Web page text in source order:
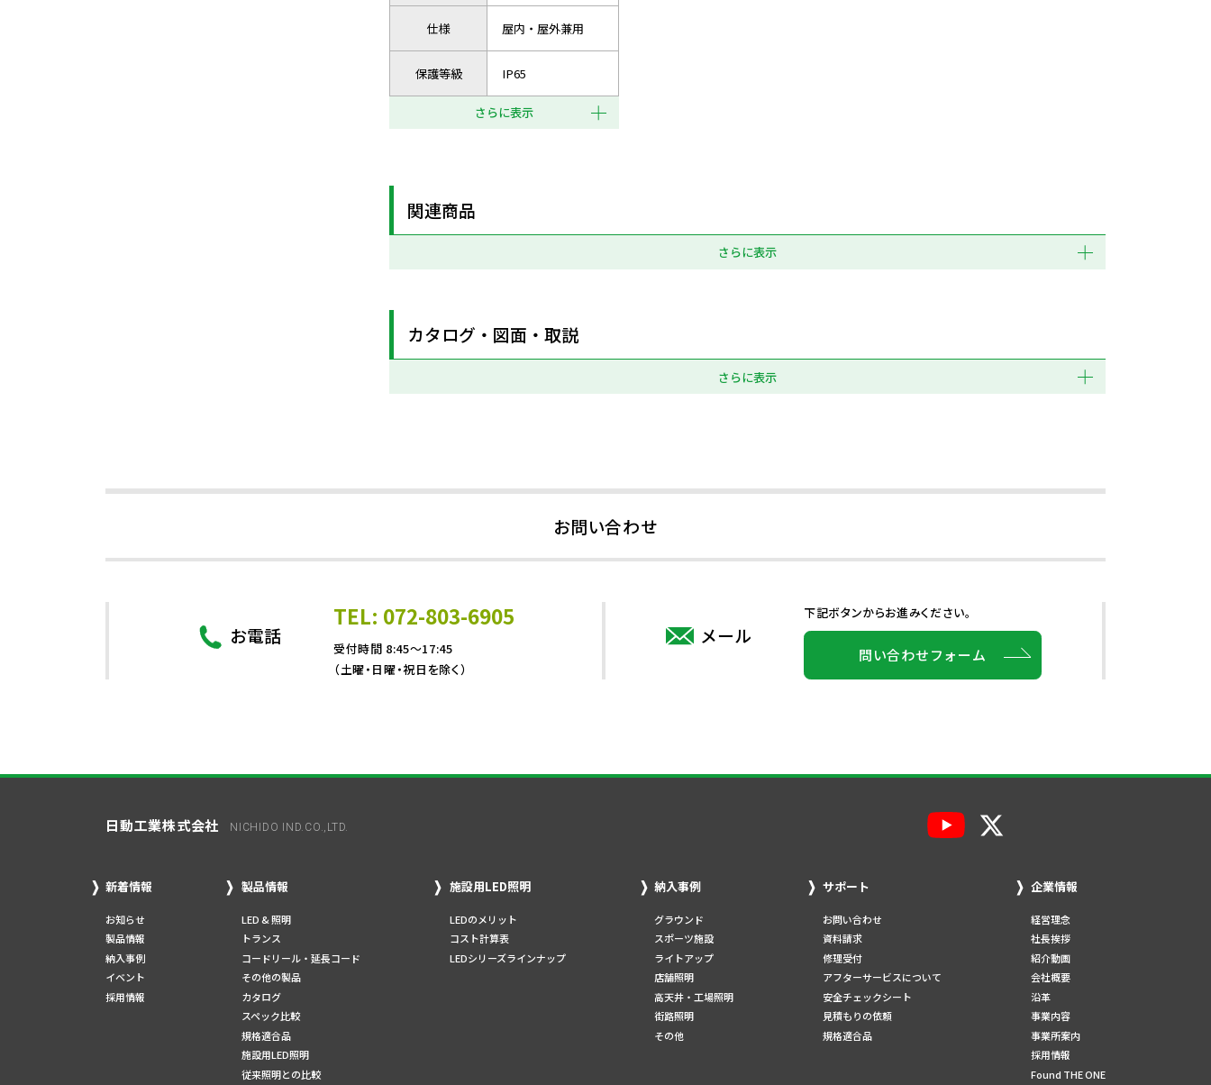
仕様 屋内・屋外兼用
保護等級 IP65
さらに表示
関連商品
さらに表示
カタログ・図面・取説
さらに表示
お問い合わせ
お電話
TEL: 072-803-6905
受付時間 8:45～17:45
（土曜・日曜・祝日を除く）
メール
下記ボタンからお進みください。
問い合わせフォーム
日動工業株式会社 NICHIDO IND.CO.,LTD.
新着情報
お知らせ
製品情報
納入事例
イベント
採用情報
製品情報
LED & 照明
トランス
コードリール・延長コード
その他の製品
カタログ
スペック比較
規格適合品
施設用LED照明
従来照明との比較
施設用LED照明
LEDのメリット
コスト計算表
LEDシリーズラインナップ
納入事例
グラウンド
スポーツ施設
ライトアップ
店舗照明
高天井・工場照明
街路照明
その他
サポート
お問い合わせ
資料請求
修理受付
アフターサービスについて
安全チェックシート
見積もりの依頼
規格適合品
企業情報
経営理念
社長挨拶
紹介動画
会社概要
沿革
事業内容
事業所案内
採用情報
Found THE ONE